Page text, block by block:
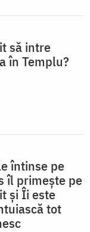
să intre
în Templu?
întinse pe
îl primește pe
și Îi este
tot